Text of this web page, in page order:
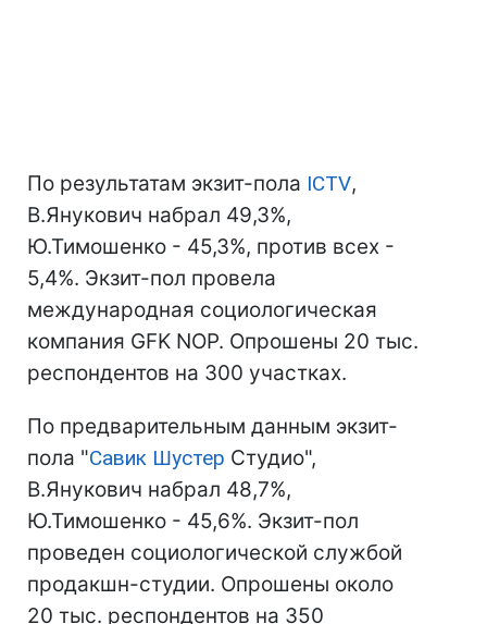
По результатам экзит-пола ICTV,
В.Янукович набрал 49,3%,
Ю.Тимошенко - 45,3%, против всех -
5,4%. Экзит-пол провела
международная социологическая
компания GFK NOP. Опрошены 20 тыс.
респондентов на 300 участках.
По предварительным данным экзит-
пола "Савик Шустер Студио",
В.Янукович набрал 48,7%,
Ю.Тимошенко - 45,6%. Экзит-пол
проведен социологической службой
продакшн-студии. Опрошены около
20 тыс. респондентов на 350